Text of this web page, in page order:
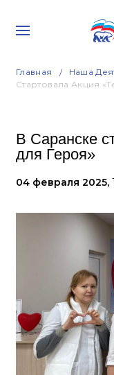
Главная Наша
Стартовала Акция
В Саранске
для Героя»
04 февраля 2025,